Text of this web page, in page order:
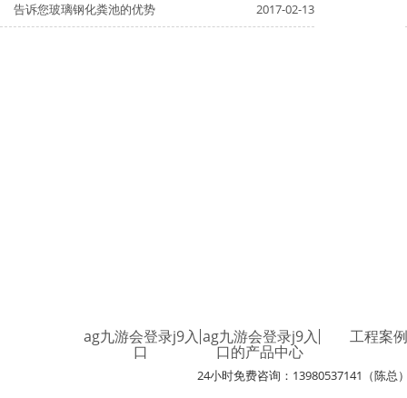
告诉您玻璃钢化粪池的优势 2017-02-13
ag九游会登录j9入
口
ag九游会登录j9入
口的产品中心
工程案例
24小时免费咨询：13980537141（陈总